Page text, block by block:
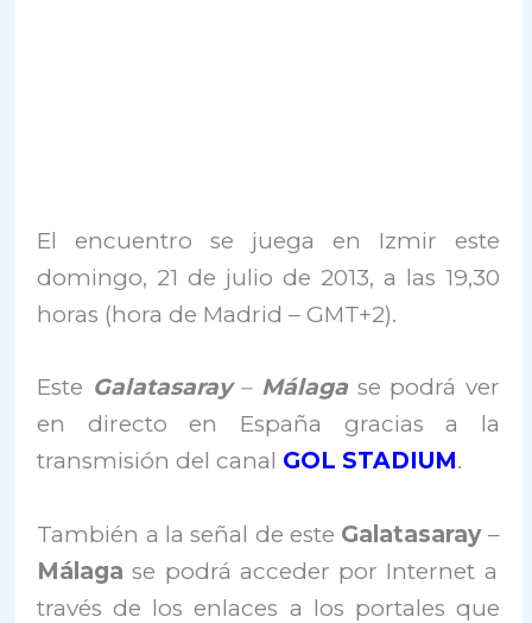
El encuentro se juega en Izmir este
domingo, 21 de julio de 2013, a las 19,30
horas (hora de Madrid – GMT+2).
Este Galatasaray –Málaga se podrá ver
en directo en España gracias a la
transmisión del canal GOL STADIUM.
También a la señal de este Galatasaray –
Málaga se podrá acceder por Internet a
través de los enlaces a los portales que